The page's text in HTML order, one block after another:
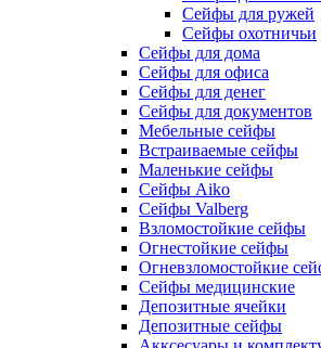
Сейфы для ружей
Сейфы охотничьи
Cейфы для дома
Cейфы для офиса
Сейфы для денег
Сейфы для документов
Мебельные сейфы
Встраиваемые сейфы
Маленькие сейфы
Сейфы Aiko
Сейфы Valberg
Взломостойкие сейфы
Огнестойкие сейфы
Огневзломостойкие
Сейфы медицинские
Депозитные ячейки
Депозитные сейфы